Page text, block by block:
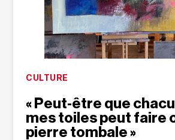
CULTURE
« Peut‐​être que
mes toiles peut faire
pierre tombale »